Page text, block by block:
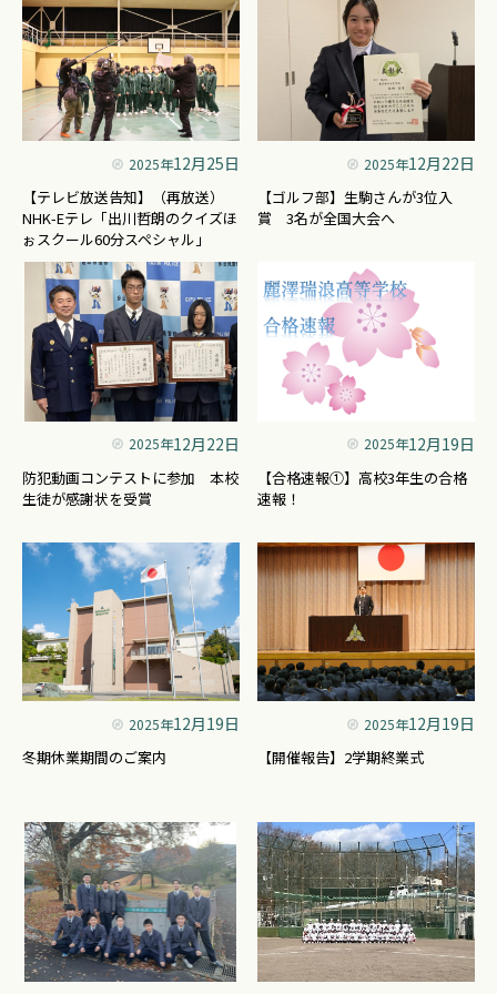
2025年12月25日
【テレビ放送告知】（再放送）
NHK-Eテレ「出川哲朗のクイズほ
ぉスクール60分スペシャル」
2025年12月22日
【ゴルフ部】生駒さんが3位入
賞 3名が全国大会へ
2025年12月22日
防犯動画コンテストに参加 本校
生徒が感謝状を受賞
2025年12月19日
【合格速報①】高校3年生の合格
速報！
2025年12月19日
冬期休業期間のご案内
2025年12月19日
【開催報告】2学期終業式